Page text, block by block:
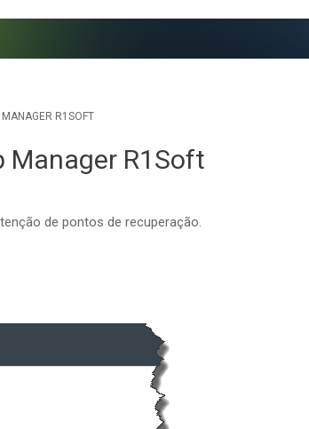
R1SOFT
Manager R1Soft
de pontos de recuperação.